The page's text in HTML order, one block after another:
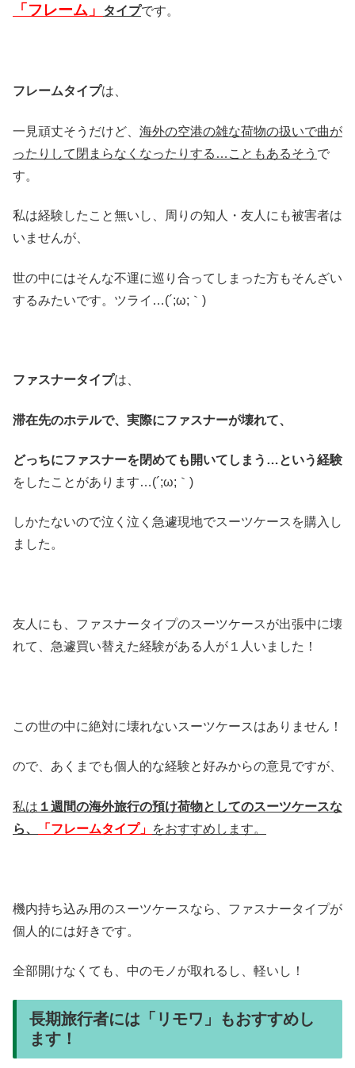
「フレーム」 タイプです。
フレームタイプは、
一見頑丈そうだけど、 海外の空港の雑な荷物の扱いで曲が
ったりして閉まらなくなったりする…こともあるそう で
す。
私は経験したこと無いし、周りの知人・友人にも被害者は
いませんが、
世の中にはそんな不運に巡り合ってしまった方もそんざい
するみたいです。ツライ…(´;ω;｀)
ファスナータイプは、
滞在先のホテルで、実際にファスナーが壊れて、
どっちにファスナーを閉めても開いてしまう…という経験
をしたことがあります…(´;ω;｀)
しかたないので泣く泣く急遽現地でスーツケースを購入し
ました。
友人にも、ファスナータイプのスーツケースが出張中に壊
れて、急遽買い替えた経験がある人が１人いました！
この世の中に絶対に壊れないスーツケースはありません！
ので、あくまでも個人的な経験と好みからの意見ですが、
私は １週間の海外旅行の預け荷物としてのスーツケースな
ら、
「フレームタイプ」 をおすすめします。
機内持ち込み用のスーツケースなら、ファスナータイプが
個人的には好きです。
全部開けなくても、中のモノが取れるし、軽いし！
長期旅行者には「リモワ」もおすすめし
ます！